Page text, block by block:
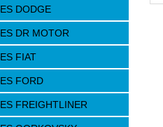
DODGE
DR MOTOR
FIAT
FORD
FREIGHTLINER